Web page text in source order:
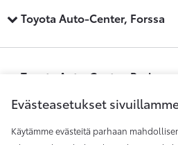
Toyota Auto-Center, Forssa
Toyota Auto-Center, Pori
Toyota Auto-Center, Raisio
Evästeasetukset
Käytämme evästeitä parhaan